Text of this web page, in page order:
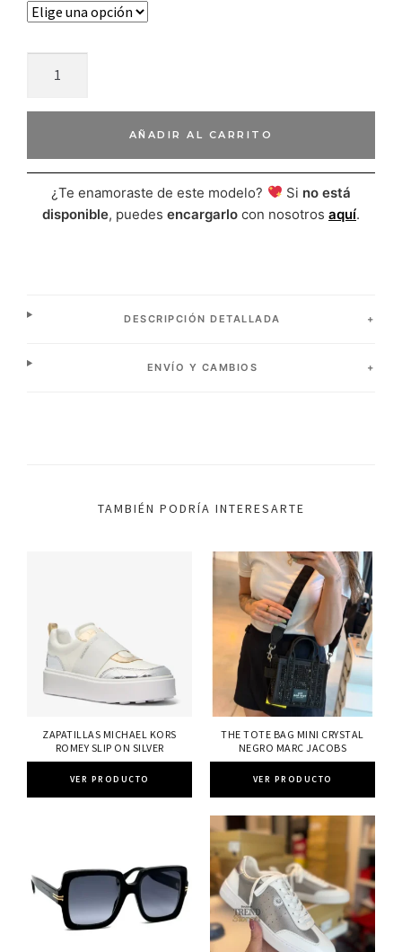
AÑADIR AL CARRITO
¿Te enamoraste de este modelo? Si no está
disponible, puedes encargarlo con nosotros aquí.
DESCRIPCIÓN DETALLADA
ENVÍO Y CAMBIOS
TAMBIÉN PODRÍA INTERESARTE
ZAPATILLAS MICHAEL KORS
ROMEY SLIP ON SILVER
VER PRODUCTO
THE TOTE BAG MINI CRYSTAL
NEGRO MARC JACOBS
VER PRODUCTO